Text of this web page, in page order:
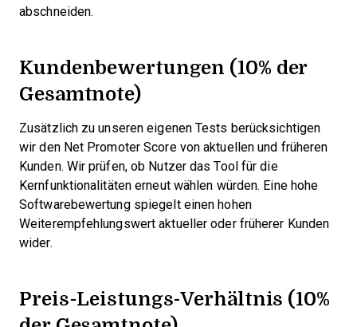
abschneiden.
Kundenbewertungen (10% der
Gesamtnote)
Zusätzlich zu unseren eigenen Tests berücksichtigen
wir den Net Promoter Score von aktuellen und früheren
Kunden. Wir prüfen, ob Nutzer das Tool für die
Kernfunktionalitäten erneut wählen würden. Eine hohe
Softwarebewertung spiegelt einen hohen
Weiterempfehlungswert aktueller oder früherer Kunden
wider.
Preis-Leistungs-Verhältnis (10%